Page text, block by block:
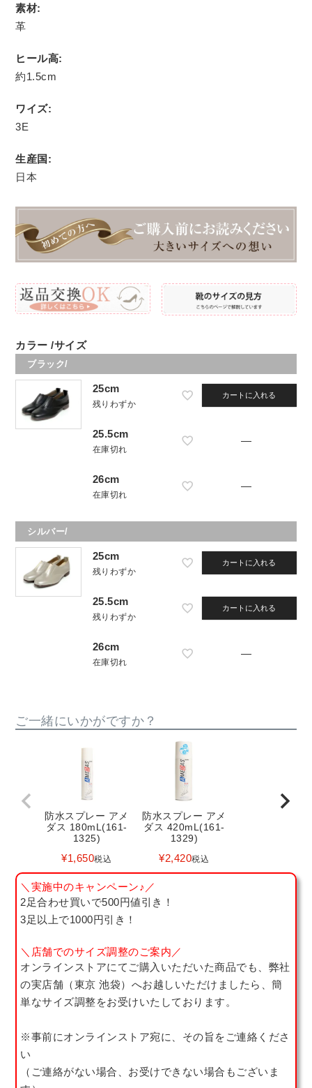
素材:
革
ヒール高:
約1.5cm
ワイズ:
3E
生産国:
日本
カラー サイズ
ブラック/
25cm
残りわずか
カートに入れる
25.5cm
在庫切れ
—
26cm
在庫切れ
—
シルバー/
25cm
残りわずか
カートに入れる
25.5cm
残りわずか
カートに入れる
26cm
在庫切れ
—
ご一緒にいかがですか？
防水スプレー アメ
ダス 180mL(161-
1325)
¥1,650税込
防水スプレー アメ
ダス 420mL(161-
1329)
¥2,420税込
＼実施中のキャンペーン♪／
2足合わせ買いで500円値引き！
3足以上で1000円引き！
＼店舗でのサイズ調整のご案内／
オンラインストアにてご購入いただいた商品でも、弊社
の実店舗（東京 池袋）へお越しいただけましたら、簡
単なサイズ調整をお受けいたしております。
※事前にオンラインストア宛に、その旨をご連絡くださ
い
（ご連絡がない場合、お受けできない場合もございま